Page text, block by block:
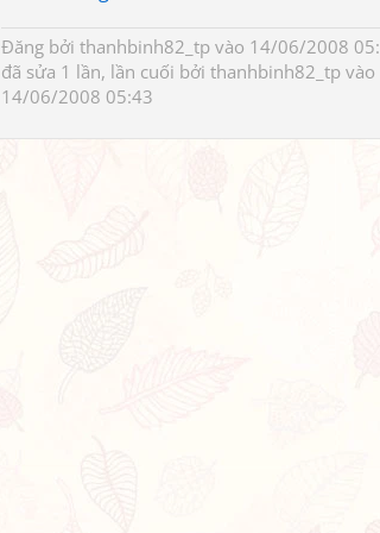
Đăng bởi thanhbinh82_tp vào 14/06/2008
đã sửa 1 lần, lần cuối bởi thanhbinh82_tp vào
14/06/2008 05:43